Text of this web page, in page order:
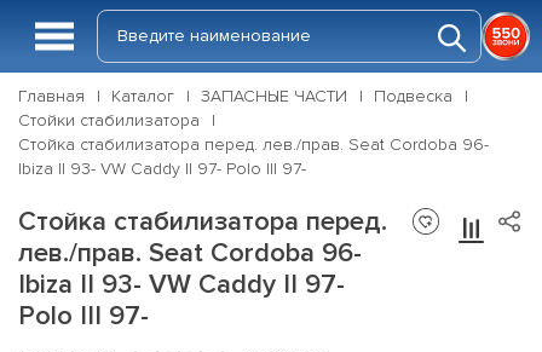
Главная Каталог ЗАПАСНЫЕ ЧАСТИ
Подвеска
Стойки стабилизатора
Стойка стабилизатора перед. лев./прав. Seat Cordoba 96-
Ibiza II 93- VW Caddy II 97- Polo III 97-
Стойка стабилизатора перед.
лев./прав. Seat Cordoba 96-
Ibiza II 93- VW Caddy II 97-
Polo III 97-